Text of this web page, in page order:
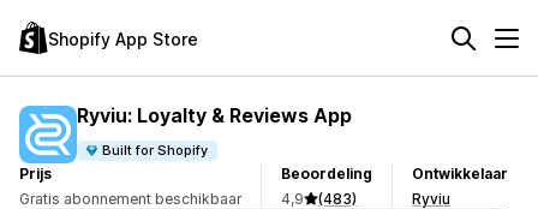
Shopify App Store
Ryviu: Loyalty & Reviews App
Built for Shopify
Prijs
Gratis abonnement beschikbaar
Beoordeling
4,9
(483)
Ontwikkelaar
Ryviu